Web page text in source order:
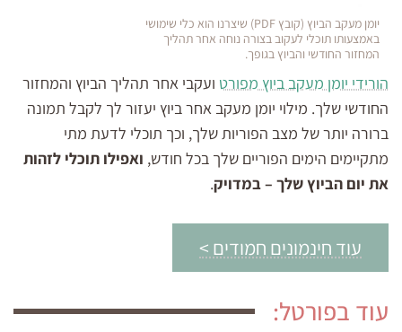
יומן מעקב הביוץ (קובץ PDF) שיצרנו הוא כלי שימושי
באמצעותו תוכלי לעקוב בצורה נוחה אחר תהליך
המחזור החודשי והביוץ בגופך.
הורידי יומן מעקב ביוץ מפורט ועקבי אחר תהליך הביוץ והמחזור
החודשי שלך. מילוי יומן מעקב אחר ביוץ יעזור לך לקבל תמונה
ברורה יותר של מצב הפוריות שלך, וכך תוכלי לדעת מתי
מתקיימים הימים הפוריים שלך בכל חודש, ואפילו תוכלי לזהות
את יום הביוץ שלך – במדויק.
עוד חינמונים חמודים >
עוד בפורטל: